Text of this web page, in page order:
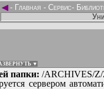
◄- Главная - Сервис-
▼
папки: /ARCHIVES/Z/
сервером